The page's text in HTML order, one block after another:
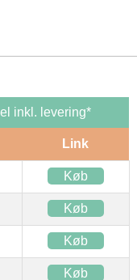
inkl. levering*
Link
Køb
Køb
Køb
Køb